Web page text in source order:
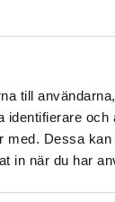
till
och
Dessa
in när du har
för